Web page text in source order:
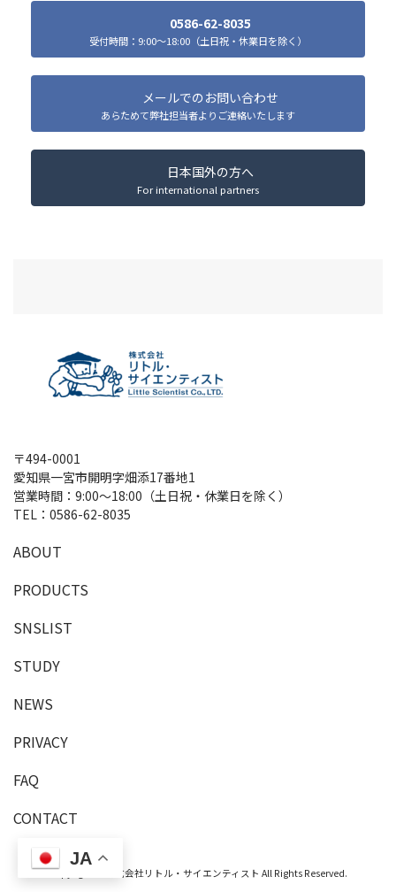
0586-62-8035
受付時間：9:00～18:00（土日祝・休業日を除く）
メールでのお問い合わせ
あらためて弊社担当者よりご連絡いたします
日本国外の方へ
For international partners
〒494-0001
愛知県一宮市開明字畑添17番地1
営業時間：9:00～18:00（土日祝・休業日を除く）
TEL： 0586-62-8035
ABOUT
PRODUCTS
SNSLIST
STUDY
NEWS
PRIVACY
FAQ
CONTACT
Copyright © 株式会社リトル・サイエンティスト All Rights Reserved.
JA